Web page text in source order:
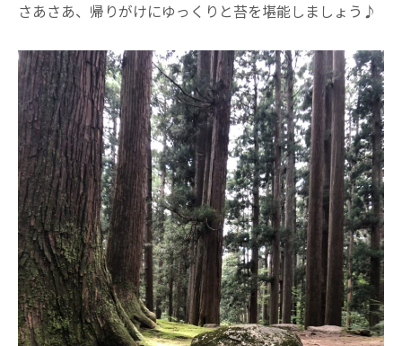
さあさあ、帰りがけにゆっくりと苔を堪能しましょう♪